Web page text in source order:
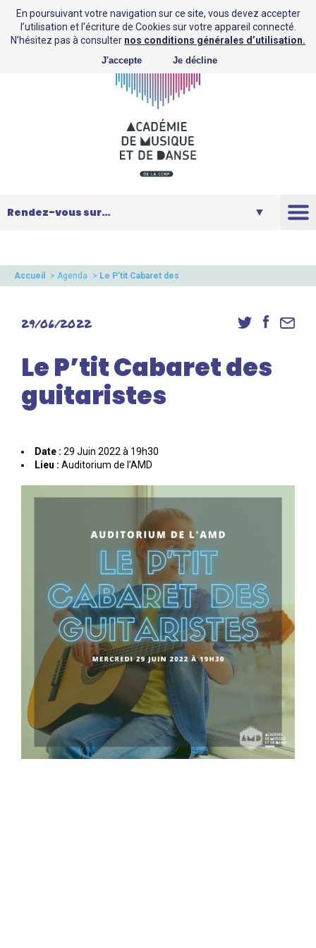
Saison
Danse
Inscriptions
Accès élèves et familles
Accueil > Agenda > Le P’tit Cabaret des
29/06/2022
Le P’tit Cabaret des
guitaristes
Date : 29 Juin 2022 à 19h30
Lieu : Auditorium de l’AMD
En poursuivant votre navigation sur ce site, vous devez accepter
l’utilisation et l'écriture de Cookies sur votre appareil connecté.
N’hésitez pas à consulter nos conditions générales d’utilisation.
J'accepte Je décline